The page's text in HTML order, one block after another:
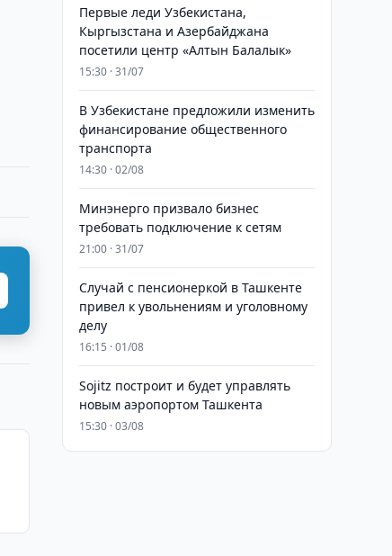
Первые леди Узбекистана,
Кыргызстана и Азербайджана
посетили центр «Алтын Балалык»
15:30 · 31/07
В Узбекистане предложили изменить
финансирование общественного
транспорта
14:30 · 02/08
Минэнерго призвало бизнес
требовать подключение к сетям
21:00 · 31/07
Случай с пенсионеркой в Ташкенте
привел к увольнениям и уголовному
делу
16:15 · 01/08
Sojitz построит и будет управлять
новым аэропортом Ташкента
15:30 · 03/08